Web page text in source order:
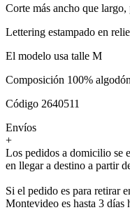
Corte más ancho que
Lettering estampado en
El modelo usa talle M
Composición 100% algodón
Código 2640511
Envíos
+
Los pedidos a domicilio se
en llegar a destino a partir
Si el pedido es para retirar
Montevideo es hasta 3 días